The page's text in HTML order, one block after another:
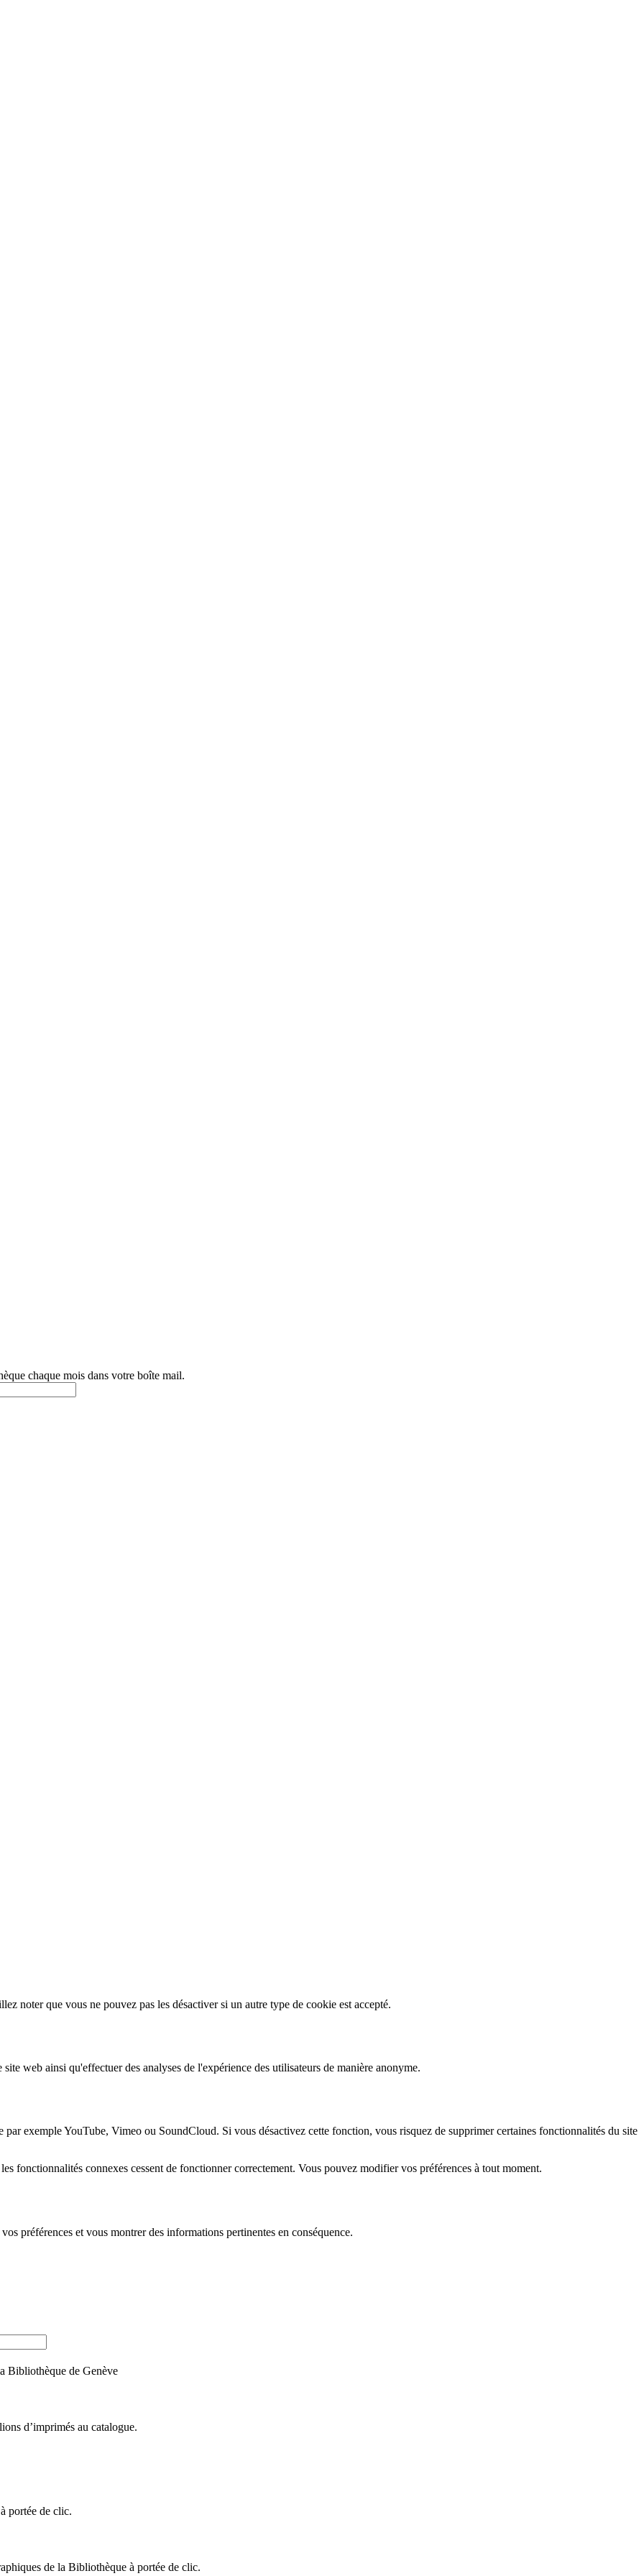
chaque mois dans votre boîte mail.
noter que vous ne pouvez pas les désactiver si un autre type de cookie est accepté.
web ainsi qu'effectuer des analyses de l'expérience des utilisateurs de manière anonyme.
exemple YouTube, Vimeo ou SoundCloud. Si vous désactivez cette fonction, vous risquez de supprimer certaines fonctionnalités du site
fonctionnalités connexes cessent de fonctionner correctement. Vous pouvez modifier vos préférences à tout moment.
préférences et vous montrer des informations pertinentes en conséquence.
Bibliothèque de Genève
d’imprimés au catalogue.
portée de clic.
de la Bibliothèque à portée de clic.